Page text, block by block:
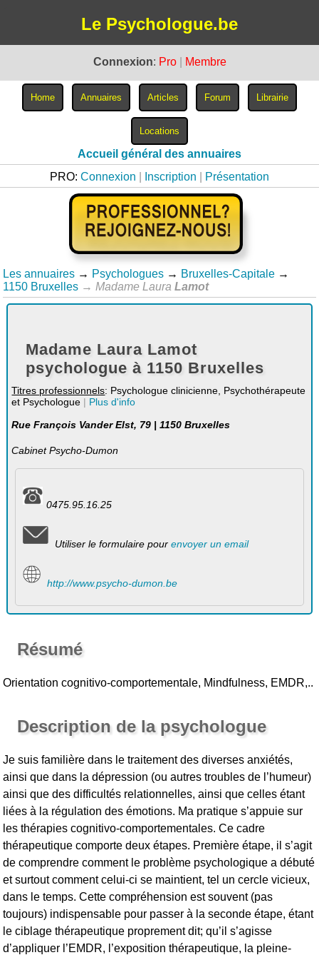
Le Psychologue.be
Connexion: Pro Membre
Accueil général des annuaires
PRO: Connexion Inscription Présentation
Les annuaires → Psychologues → Bruxelles-Capitale →
1150 Bruxelles → Madame LauraLamot
Madame Laura Lamot
psychologue à 1150 Bruxelles
Titres professionnels: Psychologue clinicienne, Psychothérapeute
et Psychologue | Plus d'info
Rue François Vander Elst, 79 | 1150 Bruxelles
Cabinet Psycho-Dumon
0475.95.16.25
Utiliser le formulaire pour envoyer un email
http://www.psycho-dumon.be
Résumé
Orientation cognitivo-comportementale, Mindfulness, EMDR,..
Description de la psychologue
Je suis familière dans le traitement des diverses anxiétés,
ainsi que dans la dépression (ou autres troubles de l’humeur)
ainsi que des difficultés relationnelles, ainsi que celles étant
liées à la régulation des émotions. Ma pratique s’appuie sur
les thérapies cognitivo-comportementales. Ce cadre
thérapeutique comporte deux étapes. Première étape, il s’agit
de comprendre comment le problème psychologique a débuté
et surtout comment celui-ci se maintient, tel un cercle vicieux,
dans le temps. Cette compréhension est souvent (pas
toujours) indispensable pour passer à la seconde étape, étant
le ciblage thérapeutique proprement dit; qu’il s’agisse
d’appliquer l’EMDR, l’exposition thérapeutique, la pleine-